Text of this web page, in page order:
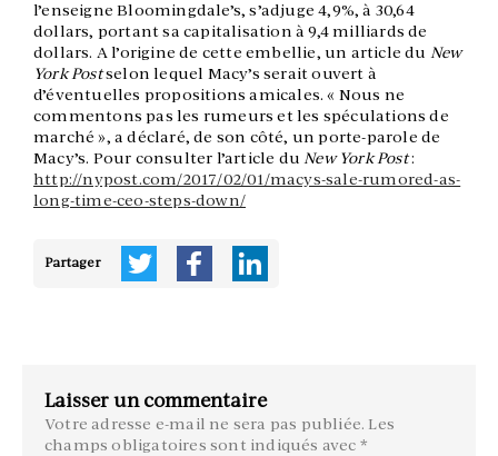
l’enseigne Bloomingdale’s, s’adjuge 4,9%, à 30,64
dollars, portant sa capitalisation à 9,4 milliards de
dollars. A l’origine de cette embellie, un article du New
York Postselon lequel Macy’s serait ouvert à
d’éventuelles propositions amicales. « Nous ne
commentons pas les rumeurs et les spéculations de
marché », a déclaré, de son côté, un porte-parole de
Macy’s. Pour consulter l’article du New York Post:
http://nypost.com/2017/02/01/macys-sale-rumored-as-
long-time-ceo-steps-down/
Partager
Laisser un commentaire
Votre adresse e-mail ne sera pas publiée. Les
champs obligatoires sont indiqués avec *